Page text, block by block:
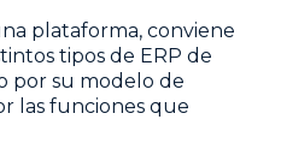
plataforma, conviene
tipos de ERP de
por su modelo de
las funciones que